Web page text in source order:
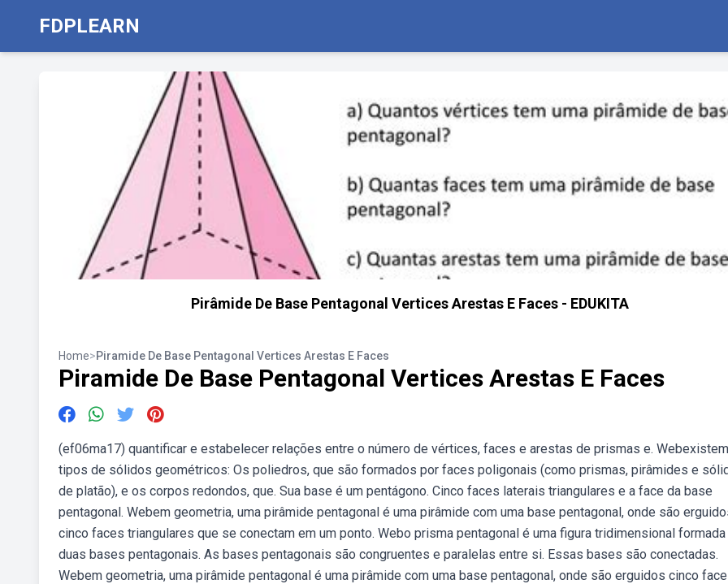
FDPLEARN
Pirâmide De Base Pentagonal Vertices Arestas E Faces - EDUKITA
Home>Piramide De Base Pentagonal Vertices Arestas E Faces
Piramide De Base Pentagonal Vertices Arestas E Faces
(ef06ma17) quantificar e estabelecer relações entre o número de vértices, faces e arestas de prismas e.
tipos de sólidos geométricos: Os poliedros, que são formados por faces poligonais (como prismas, pirâmides e
de platão), e os corpos redondos, que. Sua base é um pentágono. Cinco faces laterais triangulares e a face da base
pentagonal. Webem geometria, uma pirâmide pentagonal é uma pirâmide com uma base pentagonal, onde são
cinco faces triangulares que se conectam em um ponto. Webo prisma pentagonal é uma figura tridimensional
duas bases pentagonais. As bases pentagonais são congruentes e paralelas entre si. Essas bases são conectadas.
Webem geometria, uma pirâmide pentagonal é uma pirâmide com uma base pentagonal, onde são erguidos cinco